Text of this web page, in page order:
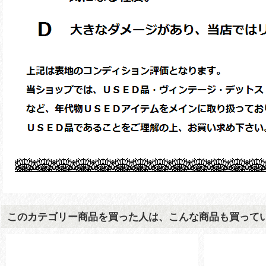
このカテゴリー商品を買った人は、こんな商品も買って